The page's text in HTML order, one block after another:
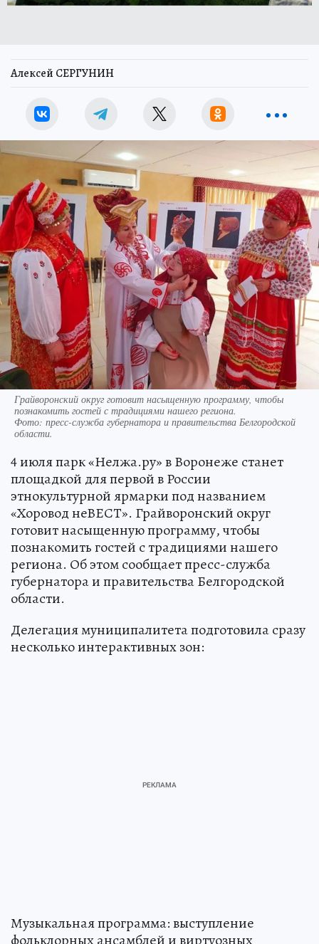
Алексей СЕРГУНИН
Грайворонский округ готовит насыщенную программу, чтобы
познакомить гостей с традициями нашего региона.
Фото: пресс-служба губернатора и правительства Белгородской
области.
4 июля парк «Нелжа.ру» в Воронеже станет
площадкой для первой в России
этнокультурной ярмарки под названием
«Хоровод неВЕСТ». Грайворонский округ
готовит насыщенную программу, чтобы
познакомить гостей с традициями нашего
региона. Об этом сообщает пресс-служба
губернатора и правительства Белгородской
области.
Делегация муниципалитета подготовила сразу
несколько интерактивных зон:
Музыкальная программа: выступление
фольклорных ансамблей и виртуозных